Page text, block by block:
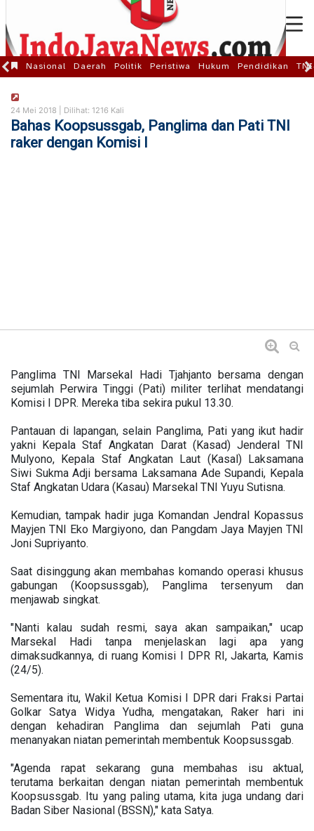
Nasional Daerah Politik Peristiwa Hukum Pendidikan
24 Mei 2018 | Dilihat: 1216 Kali
Bahas Koopsussgab, Panglima dan Pati TNI
raker dengan Komisi I
Panglima TNI Marsekal Hadi Tjahjanto bersama dengan
sejumlah Perwira Tinggi (Pati) militer terlihat mendatangi
Komisi I DPR. Mereka tiba sekira pukul 13.30.
Pantauan di lapangan, selain Panglima, Pati yang ikut hadir
yakni Kepala Staf Angkatan Darat (Kasad) Jenderal TNI
Mulyono, Kepala Staf Angkatan Laut (Kasal) Laksamana
Siwi Sukma Adji bersama Laksamana Ade Supandi, Kepala
Staf Angkatan Udara (Kasau) Marsekal TNI Yuyu Sutisna.
Kemudian, tampak hadir juga Komandan Jendral Kopassus
Mayjen TNI Eko Margiyono, dan Pangdam Jaya Mayjen TNI
Joni Supriyanto.
Saat disinggung akan membahas komando operasi khusus
gabungan (Koopsussgab), Panglima tersenyum dan
menjawab singkat.
"Nanti kalau sudah resmi, saya akan sampaikan," ucap
Marsekal Hadi tanpa menjelaskan lagi apa yang
dimaksudkannya, di ruang Komisi I DPR RI, Jakarta, Kamis
(24/5).
Sementara itu, Wakil Ketua Komisi I DPR dari Fraksi Partai
Golkar Satya Widya Yudha, mengatakan, Raker hari ini
dengan kehadiran Panglima dan sejumlah Pati guna
menanyakan niatan pemerintah membentuk Koopsussgab.
"Agenda rapat sekarang guna membahas isu aktual,
terutama berkaitan dengan niatan pemerintah membentuk
Koopsussgab. Itu yang paling utama, kita juga undang dari
Badan Siber Nasional (BSSN)," kata Satya.